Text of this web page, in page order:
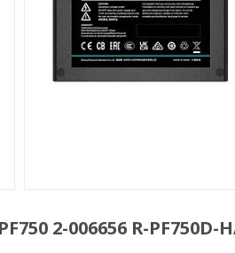
2-006656 R-PF750D-